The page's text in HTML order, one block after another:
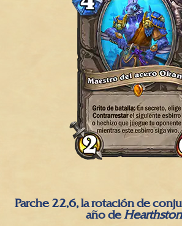
Parche 22.6, la rotación de
año de